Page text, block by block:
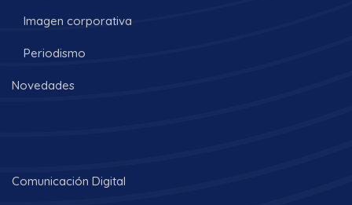
Imagen corporativa
Periodismo
Novedades
Comunicación Digital